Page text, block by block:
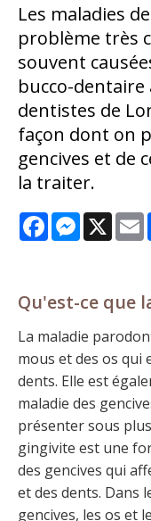
Les maladies
problème très
souvent
bucco-
dentistes de
façon dont on
gencives et de
la traiter.
FacebookX
Qu'est-ce que
La maladie
mous et des os
dents. Elle est
maladie des
présenter sous
gingivite est une
des gencives qui
et des dents. Dans
gencives, les os et